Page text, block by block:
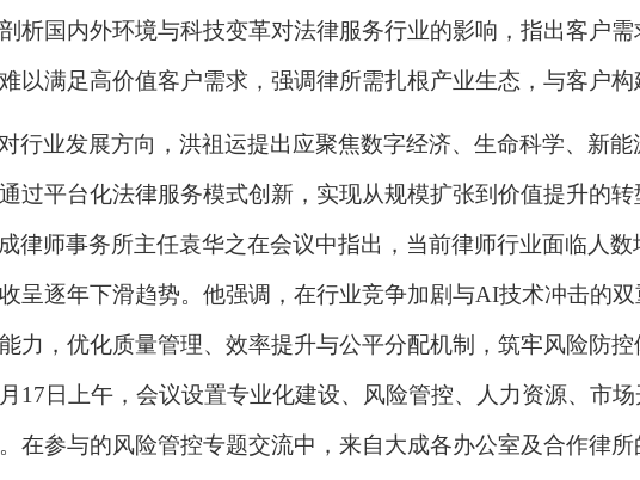
析国内外环境与科技变革对法律服务行业的影响，指出客户
以满足高价值客户需求，强调律所需扎根产业生态，与客户构
行业发展方向，洪祖运提出应聚焦数字经济、生命科学、新能
过平台化法律服务模式创新，实现从规模扩张到价值提升的转
律师事务所主任袁华之在会议中指出，当前律师行业面临人数
呈逐年下滑趋势。他强调，在行业竞争加剧与AI技术冲击的
力，优化质量管理、效率提升与公平分配机制，筑牢风险防控
17日上午，会议设置专业化建设、风险管控、人力资源、市
在参与的风险管控专题交流中，来自大成各办公室及合作律